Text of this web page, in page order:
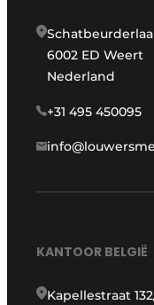
6002 ED Weert
Nederland
+31 495 450095
KANTOOR BELGIË
Kapellestraat